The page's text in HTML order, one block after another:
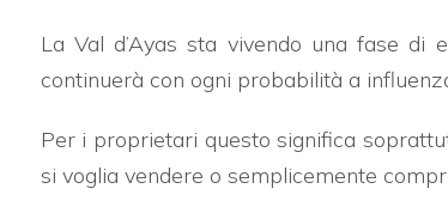
La Val d’Ayas sta vivendo una fase di
continuerà con ogni probabilità a
Per i proprietari questo significa
si voglia vendere o semplicemente
Qualsiasi
2